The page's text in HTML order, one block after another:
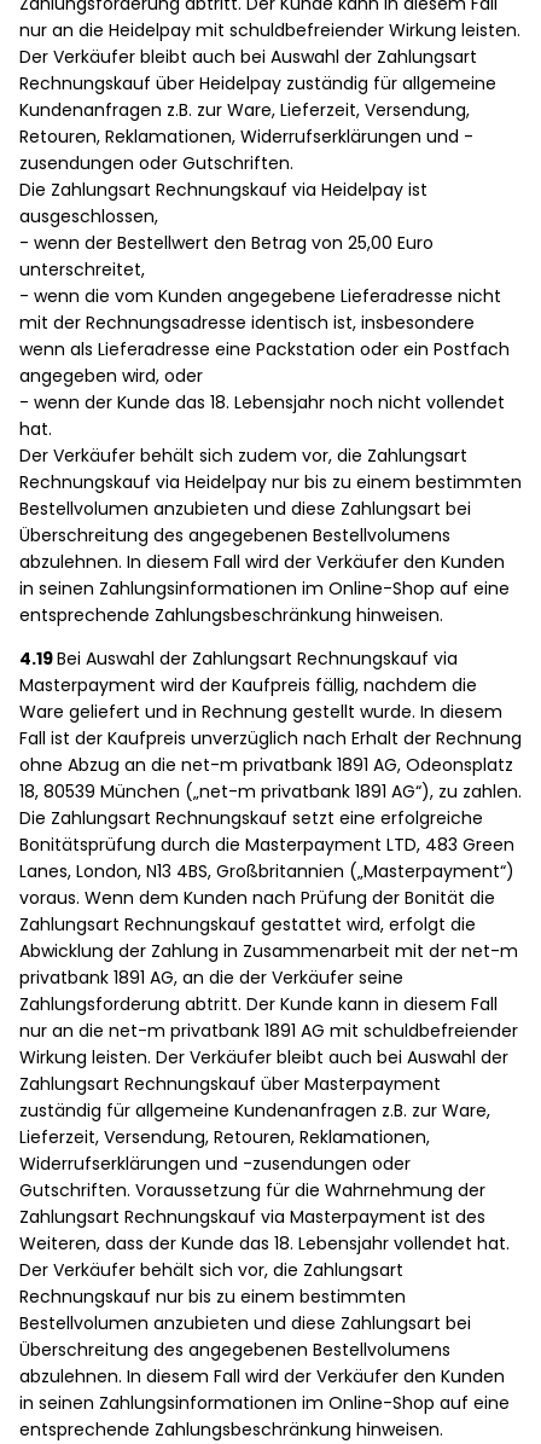
nur an die Heidelpay mit schuldbefreiender Wirkung leisten.
Der Verkäufer bleibt auch bei Auswahl der Zahlungsart
Rechnungskauf über Heidelpay zuständig für allgemeine
Kundenanfragen z.B. zur Ware, Lieferzeit, Versendung,
Retouren, Reklamationen, Widerrufserklärungen und -
zusendungen oder Gutschriften.
Die Zahlungsart Rechnungskauf via Heidelpay ist
ausgeschlossen,
- wenn der Bestellwert den Betrag von 25,00 Euro
unterschreitet,
- wenn die vom Kunden angegebene Lieferadresse nicht
mit der Rechnungsadresse identisch ist, insbesondere
wenn als Lieferadresse eine Packstation oder ein Postfach
angegeben wird, oder
- wenn der Kunde das 18. Lebensjahr noch nicht vollendet
hat.
Der Verkäufer behält sich zudem vor, die Zahlungsart
Rechnungskauf via Heidelpay nur bis zu einem bestimmten
Bestellvolumen anzubieten und diese Zahlungsart bei
Überschreitung des angegebenen Bestellvolumens
abzulehnen. In diesem Fall wird der Verkäufer den Kunden
in seinen Zahlungsinformationen im Online-Shop auf eine
entsprechende Zahlungsbeschränkung hinweisen.
4.19Bei Auswahl der Zahlungsart Rechnungskauf via
Masterpayment wird der Kaufpreis fällig, nachdem die
Ware geliefert und in Rechnung gestellt wurde. In diesem
Fall ist der Kaufpreis unverzüglich nach Erhalt der Rechnung
ohne Abzug an die net-m privatbank 1891 AG, Odeonsplatz
18, 80539 München („net-m privatbank 1891 AG“), zu zahlen.
Die Zahlungsart Rechnungskauf setzt eine erfolgreiche
Bonitätsprüfung durch die Masterpayment LTD, 483 Green
Lanes, London, N13 4BS, Großbritannien („Masterpayment“)
voraus. Wenn dem Kunden nach Prüfung der Bonität die
Zahlungsart Rechnungskauf gestattet wird, erfolgt die
Abwicklung der Zahlung in Zusammenarbeit mit der net-m
privatbank 1891 AG, an die der Verkäufer seine
Zahlungsforderung abtritt. Der Kunde kann in diesem Fall
nur an die net-m privatbank 1891 AG mit schuldbefreiender
Wirkung leisten. Der Verkäufer bleibt auch bei Auswahl der
Zahlungsart Rechnungskauf über Masterpayment
zuständig für allgemeine Kundenanfragen z.B. zur Ware,
Lieferzeit, Versendung, Retouren, Reklamationen,
Widerrufserklärungen und -zusendungen oder
Gutschriften. Voraussetzung für die Wahrnehmung der
Zahlungsart Rechnungskauf via Masterpayment ist des
Weiteren, dass der Kunde das 18. Lebensjahr vollendet hat.
Der Verkäufer behält sich vor, die Zahlungsart
Rechnungskauf nur bis zu einem bestimmten
Bestellvolumen anzubieten und diese Zahlungsart bei
Überschreitung des angegebenen Bestellvolumens
abzulehnen. In diesem Fall wird der Verkäufer den Kunden
in seinen Zahlungsinformationen im Online-Shop auf eine
entsprechende Zahlungsbeschränkung hinweisen.